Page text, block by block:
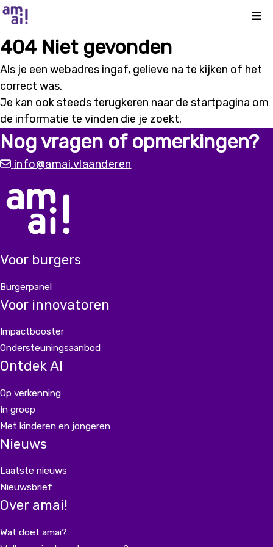
404 Niet gevonden
Als je een webadres ingaf, gelieve na te kijken of het
correct was.
Je kan ook steeds terugkeren naar de startpagina om
de informatie te vinden die je zoekt.
Nog vragen of opmerkingen?
info@amai.vlaanderen
Voor burgers
Burgerpanel
Voor innovatoren
Impactbooster
Ondersteuningsaanbod
Ontdek AI
Op verkenning
In groep
Met kinderen en jongeren
Nieuws
Laatste nieuws
Nieuwsbrief
Over amai!
Wat doet amai?